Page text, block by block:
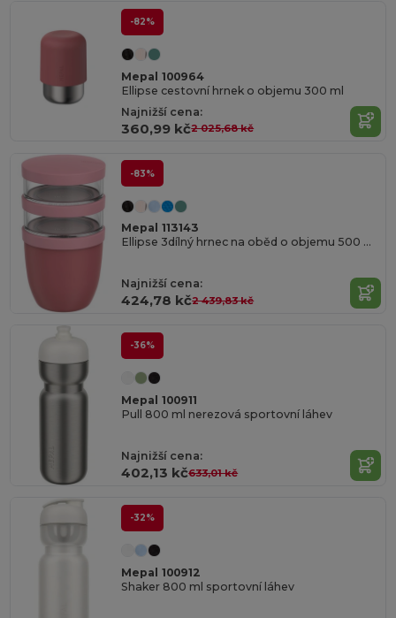
-82%
Mepal 100964
Ellipse cestovní hrnek o objemu 300 ml
Najnižší cena:
360,99 kč2 025,68 kč
-83%
Mepal 113143
Ellipse 3dílný hrnec na oběd o objemu 500 ml + 2 × 200 ml
Najnižší cena:
424,78 kč2 439,83 kč
-36%
Mepal 100911
Pull 800 ml nerezová sportovní láhev
Najnižší cena:
402,13 kč633,01 kč
-32%
Mepal 100912
Shaker 800 ml sportovní láhev